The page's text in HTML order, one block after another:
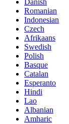
Danish
Romanian
Indonesian
Czech
Afrikaans
Swedish
Polish
Basque
Catalan
Esperanto
Hindi
Lao
Albanian
Amharic